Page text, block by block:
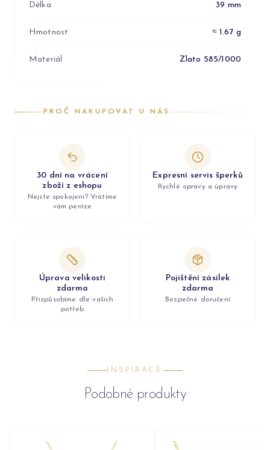
Délka 39 mm
Hmotnost ≈ 1.67 g
Materiál Zlato 585/1000
PROČ NAKUPOVAT U NÁS
30 dní na vrácení
zboží z eshopu
Nejste spokojeni? Vrátíme
vám peníze
Expresní servis šperků
Rychlé opravy a úpravy
Úprava velikosti
zdarma
Přizpůsobíme dle vašich
potřeb
Pojištění zásilek
zdarma
Bezpečné doručení
INSPIRACE
Podobné produkty